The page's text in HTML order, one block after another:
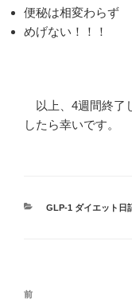
便秘は相変わらず
めげない！！！
以上、4週間終了
したら幸いです。
カ
GLP-1 ダイエット日
投
過
前